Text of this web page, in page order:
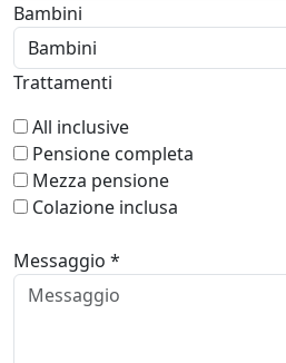
Bambini
Trattamenti
All inclusive
Pensione completa
Mezza pensione
Colazione inclusa
Messaggio *